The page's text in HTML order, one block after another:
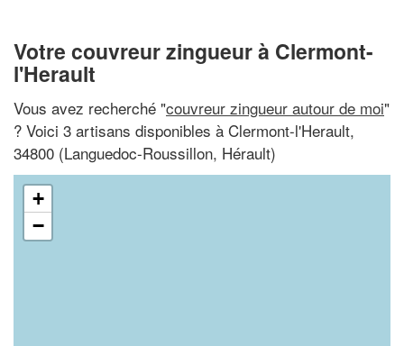
Votre couvreur zingueur à Clermont-
l'Herault
Vous avez recherché "couvreur zingueur autour de moi"
? Voici 3 artisans disponibles à Clermont-l'Herault,
34800 (Languedoc-Roussillon, Hérault)
+
−